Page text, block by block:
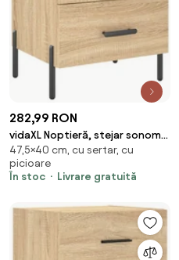
282,99 RON
vidaXL Noptieră, stejar sonoma,
40x35x47,5 cm, lemn compozit
47,5×40 cm, cu sertar, cu
picioare
În stoc
Livrare gratuită